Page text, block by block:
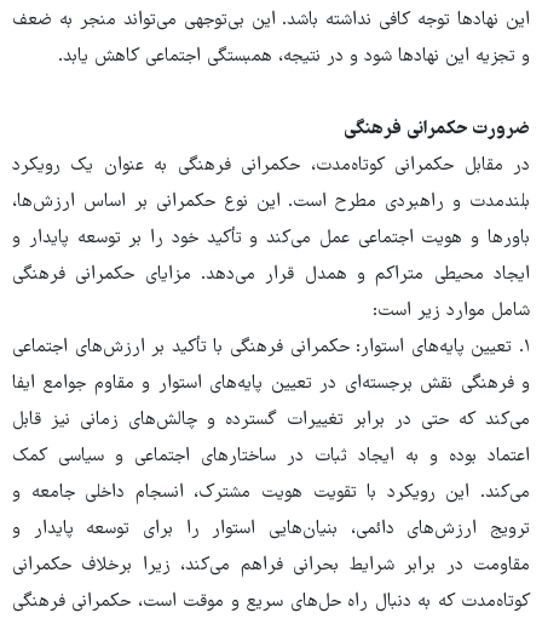
این نهادها توجه کافی نداشته باشد. این بی‌توجهی می‌تواند منجر به ضعف
و تجزیه این نهادها شود و در نتیجه، همبستگی اجتماعی کاهش یابد.
ضرورت حکمرانی فرهنگی
در مقابل حکمرانی کوتاه‌مدت، حکمرانی فرهنگی به‌ عنوان یک رویکرد
بلندمدت و راهبردی مطرح است. این نوع حکمرانی بر اساس ارزش‌ها،
باورها و هویت اجتماعی عمل می‌کند و تأکید خود را بر توسعه پایدار و
ایجاد محیطی متراکم و همدل قرار می‌دهد. مزایای حکمرانی فرهنگی
شامل موارد زیر است:
۱. تعیین پایه‌های استوار: حکمرانی فرهنگی با تأکید بر ارزش‌های اجتماعی
و فرهنگی نقش برجسته‌ای در تعیین پایه‌های استوار و مقاوم جوامع ایفا
می‌کند که حتی در برابر تغییرات گسترده و چالش‌های زمانی نیز قابل
اعتماد بوده و به ایجاد ثبات در ساختارهای اجتماعی و سیاسی کمک
می‌کند. این رویکرد با تقویت هویت مشترک، انسجام داخلی جامعه و
ترویج ارزش‌های دائمی، بنیان‌هایی استوار را برای توسعه پایدار و
مقاومت در برابر شرایط بحرانی فراهم می‌کند، زیرا برخلاف حکمرانی
کوتاه‌مدت که به دنبال راه حل‌های سریع و موقت است، حکمرانی فرهنگی